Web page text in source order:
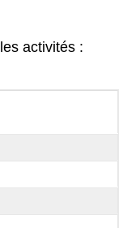
activités :